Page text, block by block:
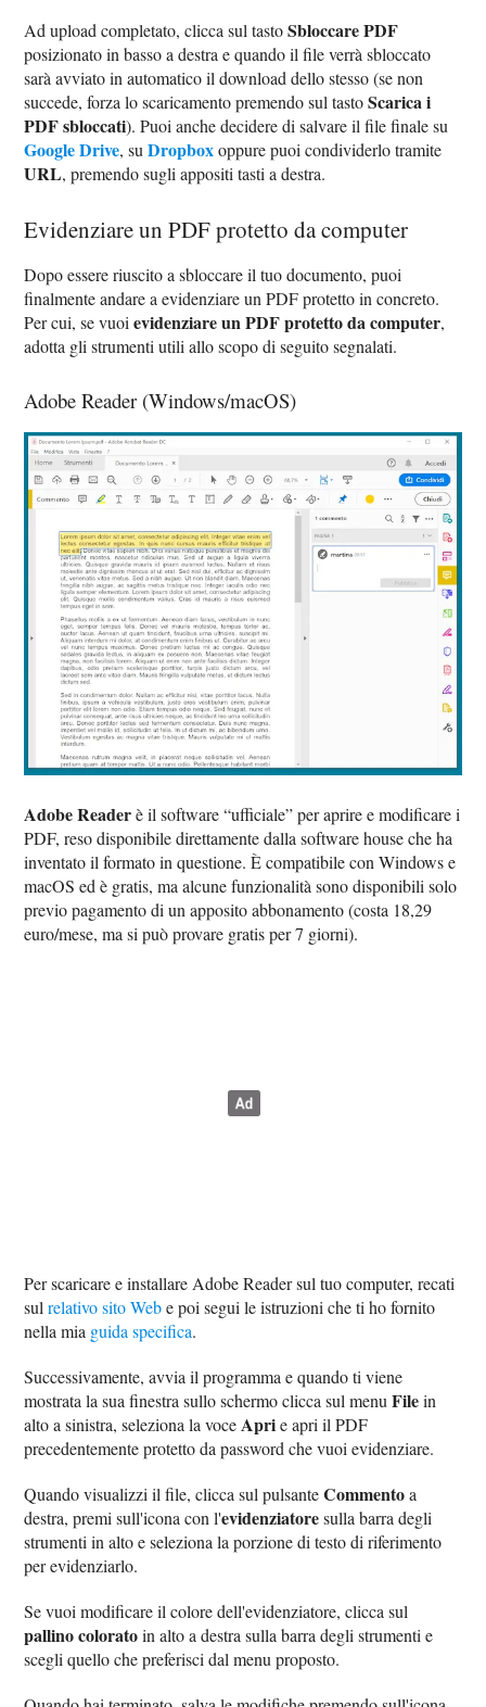
Ad upload completato, clicca sul tastoSbloccare PDF
posizionato in basso a destra e quando il file verrà sbloccato
sarà avviato in automatico il download dello stesso (se non
succede, forza lo scaricamento premendo sul tastoScarica i
PDF sbloccati). Puoi anche decidere di salvare il file finale su
Google Drive, suDropboxoppure puoi condividerlo tramite
URL, premendo sugli appositi tasti a destra.
Evidenziare un PDF protetto da computer
Dopo essere riuscito a sbloccare il tuo documento, puoi
finalmente andare a evidenziare un PDF protetto in concreto.
Per cui, se vuoievidenziare un PDF protetto da computer,
adotta gli strumenti utili allo scopo di seguito segnalati.
Adobe Reader (Windows/macOS)
Adobe Readerè il software “ufficiale” per aprire e modificare i
PDF, reso disponibile direttamente dalla software house che ha
inventato il formato in questione. È compatibile con Windows e
macOS ed è gratis, ma alcune funzionalità sono disponibili solo
previo pagamento di un apposito abbonamento (costa 18,29
euro/mese, ma si può provare gratis per 7 giorni).
Per scaricare e installare Adobe Reader sul tuo computer, recati
sulrelativo sito Webe poi segui le istruzioni che ti ho fornito
nella mia guida specifica.
Successivamente, avvia il programma e quando ti viene
mostrata la sua finestra sullo schermo clicca sul menuFilein
alto a sinistra, seleziona la voceAprie apri il PDF
precedentemente protetto da password che vuoi evidenziare.
Quando visualizzi il file, clicca sul pulsanteCommentoa
destra, premi sull'icona con l'evidenziatoresulla barra degli
strumenti in alto e seleziona la porzione di testo di riferimento
per evidenziarlo.
Se vuoi modificare il colore dell'evidenziatore, clicca sul
pallino coloratoin alto a destra sulla barra degli strumenti e
scegli quello che preferisci dal menu proposto.